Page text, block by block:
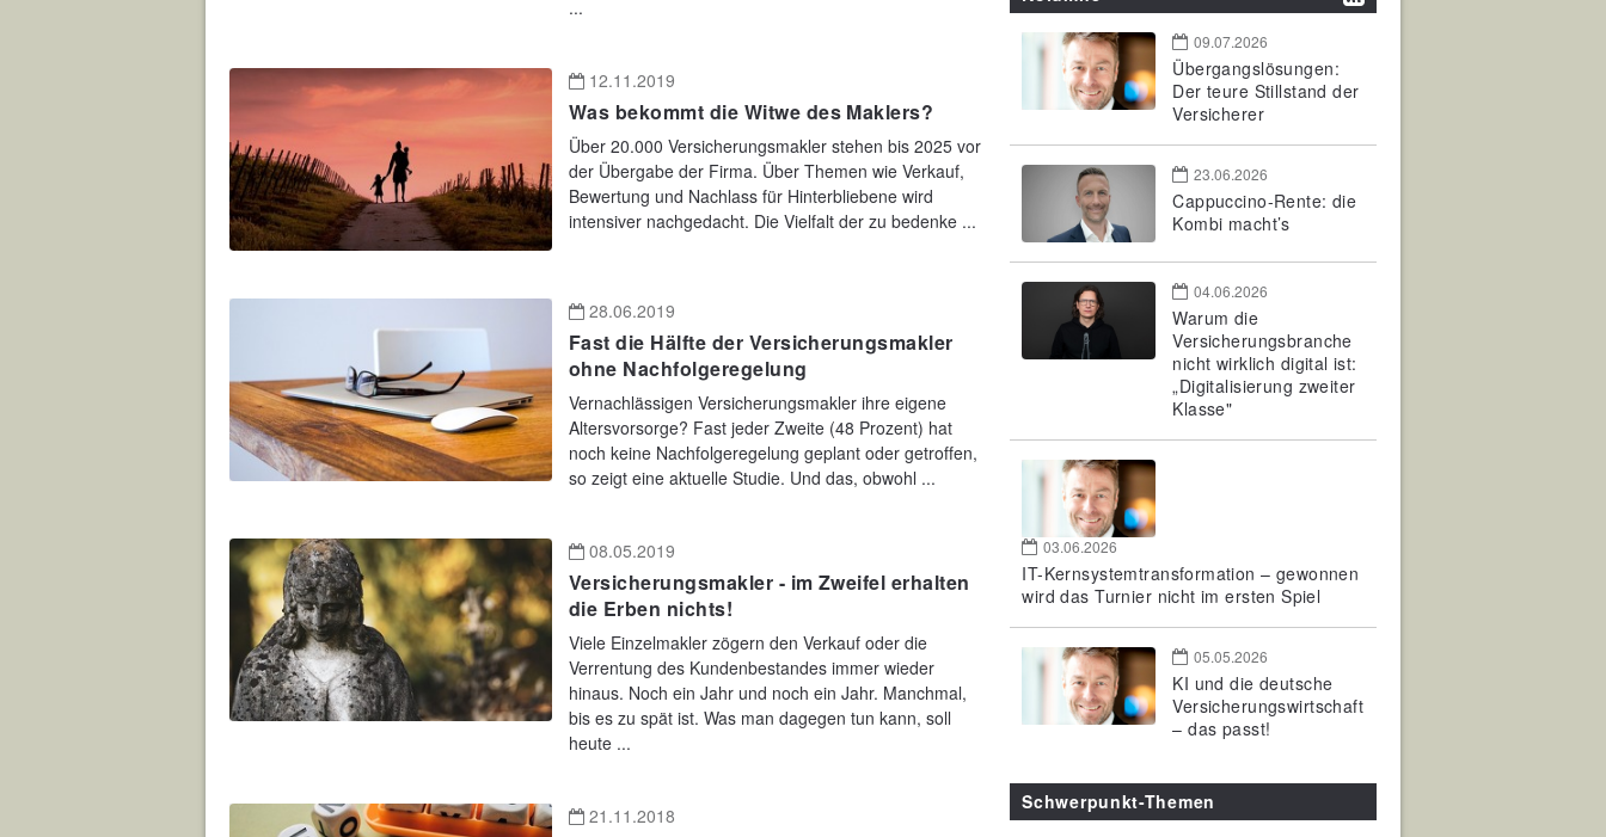
...
12.11.2019
Was bekommt die Witwe des Maklers?
Über 20.000 Versicherungsmakler stehen bis 2025 vor
der Übergabe der Firma. Über Themen wie Verkauf,
Bewertung und Nachlass für Hinterbliebene wird
intensiver nachgedacht. Die Vielfalt der zu bedenke ...
28.06.2019
Fast die Hälfte der Versicherungsmakler
ohne Nachfolgeregelung
Vernachlässigen Versicherungsmakler ihre eigene
Altersvorsorge? Fast jeder Zweite (48 Prozent) hat
noch keine Nachfolgeregelung geplant oder getroffen,
so zeigt eine aktuelle Studie. Und das, obwohl ...
08.05.2019
Versicherungsmakler - im Zweifel erhalten
die Erben nichts!
Viele Einzelmakler zögern den Verkauf oder die
Verrentung des Kundenbestandes immer wieder
hinaus. Noch ein Jahr und noch ein Jahr. Manchmal,
bis es zu spät ist. Was man dagegen tun kann, soll
heute ...
21.11.2018
09.07.2026
Übergangslösungen:
Der teure Stillstand der
Versicherer
23.06.2026
Cappuccino-Rente: die
Kombi macht’s
04.06.2026
Warum die
Versicherungsbranche
nicht wirklich digital ist:
„Digitalisierung zweiter
Klasse"
03.06.2026
IT-Kernsystemtransformation – gewonnen
wird das Turnier nicht im ersten Spiel
05.05.2026
KI und die deutsche
Versicherungswirtschaft
– das passt!
Schwerpunkt-Themen